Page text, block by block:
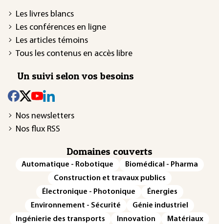
Les livres blancs
Les conférences en ligne
Les articles témoins
Tous les contenus en accès libre
Un suivi selon vos besoins
Nos newsletters
Nos flux RSS
Domaines couverts
Automatique - Robotique
Biomédical - Pharma
Construction et travaux publics
Électronique - Photonique
Énergies
Environnement - Sécurité
Génie industriel
Ingénierie des transports
Innovation
Matériaux